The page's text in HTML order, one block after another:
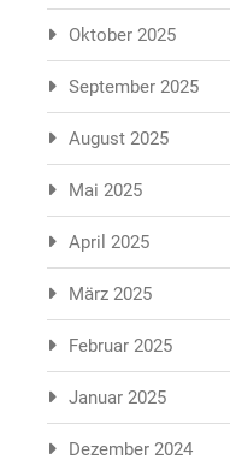
Oktober 2025
September 2025
August 2025
Mai 2025
April 2025
März 2025
Februar 2025
Januar 2025
Dezember 2024